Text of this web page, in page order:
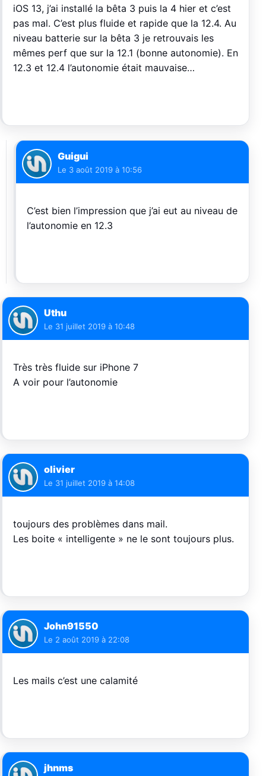
iOS 13, j’ai installé la bêta 3 puis la 4 hier et c’est
pas mal. C’est plus fluide et rapide que la 12.4. Au
niveau batterie sur la bêta 3 je retrouvais les
mêmes perf que sur la 12.1 (bonne autonomie). En
12.3 et 12.4 l’autonomie était mauvaise…
Guigui
Le 3 août 2019 à 10:56
C’est bien l’impression que j’ai eut au niveau de
l’autonomie en 12.3
Uthu
Le 31 juillet 2019 à 10:48
Très très fluide sur iPhone 7
A voir pour l’autonomie
olivier
Le 31 juillet 2019 à 14:08
toujours des problèmes dans mail.
Les boite « intelligente » ne le sont toujours plus.
John91550
Le 2 août 2019 à 22:08
Les mails c’est une calamité
jhnms